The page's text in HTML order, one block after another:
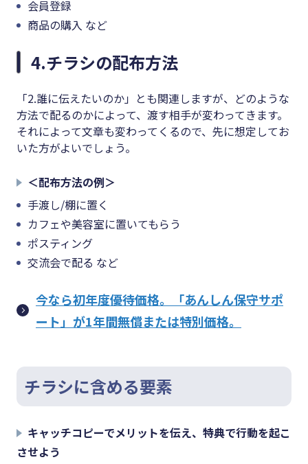
会員登録
商品の購入 など
4.チラシの配布方法
「2.誰に伝えたいのか」とも関連しますが、どのような
方法で配るのかによって、渡す相手が変わってきます。
それによって文章も変わってくるので、先に想定してお
いた方がよいでしょう。
＜配布方法の例＞
手渡し/棚に置く
カフェや美容室に置いてもらう
ポスティング
交流会で配る など
今なら初年度優待価格。「あんしん保守サポ
ート」が1年間無償または特別価格。
チラシに含める要素
キャッチコピーでメリットを伝え、特典で行動を起こ
させよう